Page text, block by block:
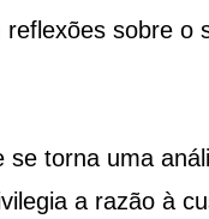
sobre o
torna uma
a razão à